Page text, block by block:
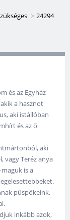
24294
és az Egyház
a hasznot
aki istállóban
és az ő
aki
vagy Teréz anya
is a
püspökeink,
inkább azok,